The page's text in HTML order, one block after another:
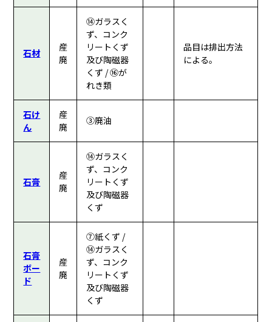
石材
産
廃
⑭ガラスく
ず、コンク
リートくず
及び陶磁器
くず / ⑯が
れき類
品目は排出方法
による。
石け
ん
産
廃
③廃油
石膏
産
廃
⑭ガラスく
ず、コンク
リートくず
及び陶磁器
くず
石膏
ボー
ド
産
廃
⑦紙くず /
⑭ガラスく
ず、コンク
リートくず
及び陶磁器
くず